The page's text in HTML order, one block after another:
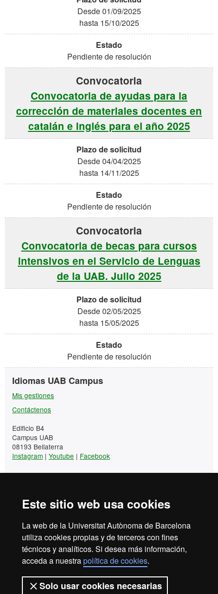
Este sitio web usa cookies
La web de la Universitat Autònoma de Barcelona
utiliza cookies propias y de terceros con fines
técnicos y analíticos. Si desea más información,
acceda a nuestrapolítica de cookies.
Solo usar cookies necesarias
Desde 01/09/2025
hasta 15/10/2025
Pendiente de resolución
Convocatoria de ayudas para la
corrección de materiales docentes en
catalán e inglés para el año 2025
Desde 04/04/2025
hasta 14/11/2025
Pendiente de resolución
Convocatoria de becas para cursos
intensivos en el Servicio de Lenguas
de la UAB. Julio 2025
Desde 02/05/2025
hasta 15/05/2025
Pendiente de resolución
Información
complementaria
Contacto
Idiomas UAB Campus
Mis gestiones
Contáctenos
Edificio B4
Campus UAB
08193 Bellaterra
Instagram | Youtube | Facebook
Idiomas UAB Campus
+34 93 581 13 25
Mis gestiones
Contáctenos
Edificio B4